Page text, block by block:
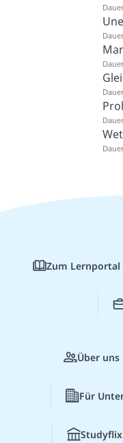
Zum Lernportal
Über uns
Für